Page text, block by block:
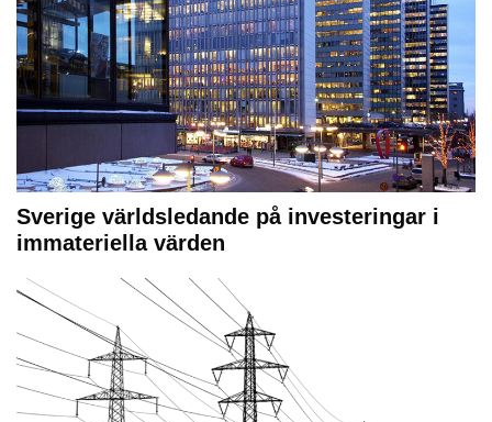
Sverige världsledande på investeringar i
immateriella värden